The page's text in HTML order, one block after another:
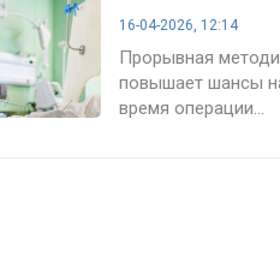
пациентов
16-04-2026, 12:14
Прорывная
повышает шансы
время операции...